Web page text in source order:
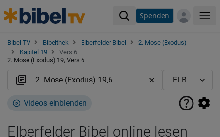
Spenden
Bibel TV Bibelthek Elberfelder Bibel
2. Mose (Exodus)
Kapitel 19
Vers 6
2. Mose (Exodus) 19, Vers 6
Videos einblenden
Elberfelder Bibel online lesen